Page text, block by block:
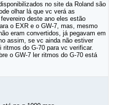
no site da Roland são
olhar lá que vc verá as
deste ano eles estão
o EXR e o GW-7, mas, mesmo
eram convertidos, já pegavam em
assim, se vc ainda não estiver
ritmos do G-70 para vc verificar.
o GW-7 ler ritmos do G-70 está